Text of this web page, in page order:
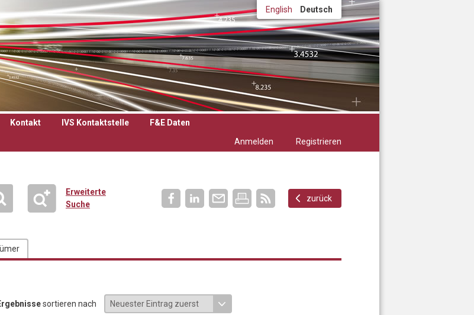
English Deutsch
Kontakt IVS Kontaktstelle
F&E Daten
Anmelden
Registrieren
Erweiterte
Suche
zurück
sortieren nach